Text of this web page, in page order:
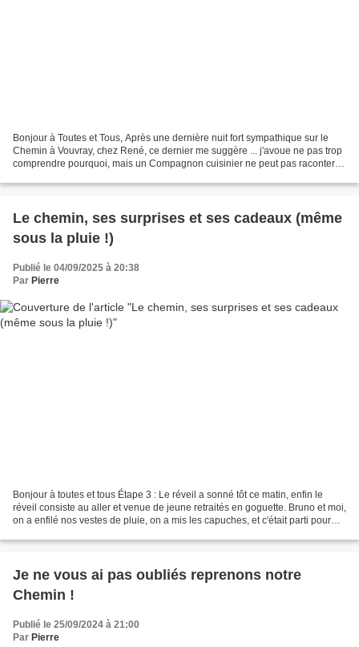
Bonjour à Toutes et Tous, Après une dernière nuit fort sympathique sur le
Chemin à Vouvray, chez René, ce dernier me suggère ... j'avoue ne pas trop
comprendre pourquoi, mais un Compagnon cuisinier ne peut pas raconter
Le chemin, ses surprises et ses cadeaux (même
sous la pluie !)
Publié le 04/09/2025 à 20:38
Par Pierre
Bonjour à toutes et tous Étape 3 : Le réveil a sonné tôt ce matin, enfin le
réveil consiste au aller et venue de jeune retraités en goguette. Bruno et moi,
on a enfilé nos vestes de pluie, on a mis les capuches, et c'était parti pour
Je ne vous ai pas oubliés reprenons notre
Chemin !
Publié le 25/09/2024 à 21:00
Par Pierre